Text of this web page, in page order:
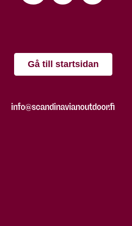
Gå till startsidan
info@scandinavianoutdoor.fi